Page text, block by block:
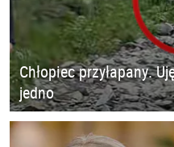
Chłopiec przyłapany.
jedno